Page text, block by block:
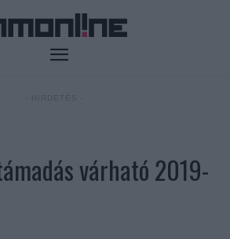
várható 2019-